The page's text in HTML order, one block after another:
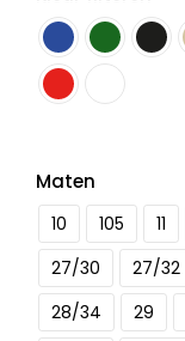
Maten
10 105 11
27/30
27/32
28/34
29